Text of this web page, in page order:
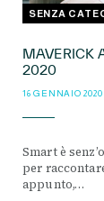
SENZA
MAVERICK
2020
16 GENNAIO 2020
Smart è
per
appunto,…